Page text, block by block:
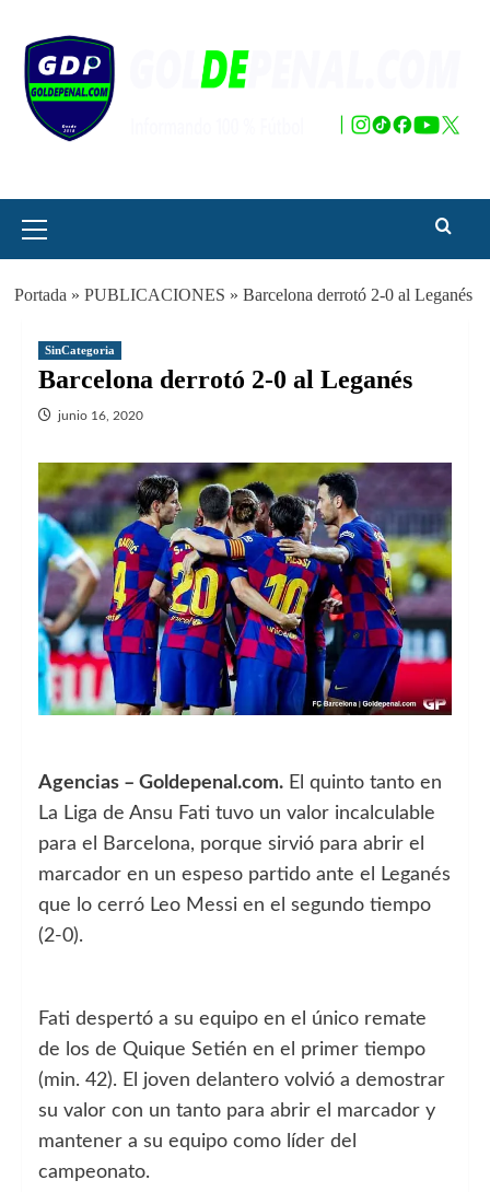
contenido
principal
Portada » PUBLICACIONES » Barcelona derrotó 2-0 al Leganés
SinCategoria
Barcelona derrotó 2-0 al Leganés
junio 16, 2020
Agencias – Goldepenal.com. El quinto tanto en
La Liga de Ansu Fati tuvo un valor incalculable
para el Barcelona, porque sirvió para abrir el
marcador en un espeso partido ante el Leganés
que lo cerró Leo Messi en el segundo tiempo
(2-0).
Fati despertó a su equipo en el único remate
de los de Quique Setién en el primer tiempo
(min. 42). El joven delantero volvió a demostrar
su valor con un tanto para abrir el marcador y
mantener a su equipo como líder del
campeonato.